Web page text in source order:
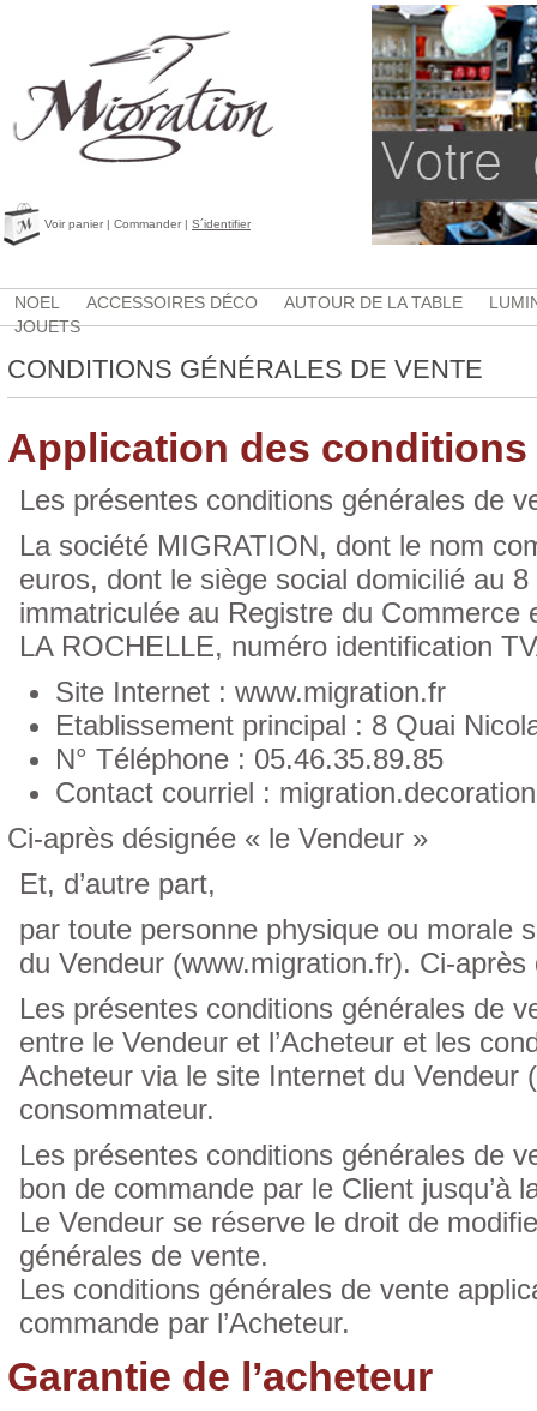
Voir panier | Commander | S´identifier
NOEL ACCESSOIRES DÉCO AUTOUR DE LA TABLE
JOUETS
CONDITIONS GÉNÉRALES DE VENTE
Application des conditions
Les présentes conditions générales de
La société MIGRATION, dont le nom
euros, dont le siège social domicilié au
immatriculée au Registre du
LA ROCHELLE, numéro identification
Site Internet : www.migration.fr
Etablissement principal : 8 Quai
N° Téléphone : 05.46.35.89.85
Contact courriel :
Ci-après désignée « le Vendeur »
Et, d’autre part,
par toute personne physique ou morale
du Vendeur (www.migration.fr). Ci-
Les présentes conditions générales de
entre le Vendeur et l’Acheteur et les
Acheteur via le site Internet du Vendeur
consommateur.
Les présentes conditions générales de
bon de commande par le Client jusqu’à
Le Vendeur se réserve le droit de
générales de vente.
Les conditions générales de vente
commande par l’Acheteur.
Garantie de l’acheteur